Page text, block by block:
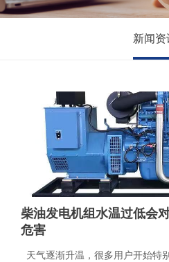
新闻资
柴油发电机组水温过低会
危害
天气逐渐升温，很多用户开始特